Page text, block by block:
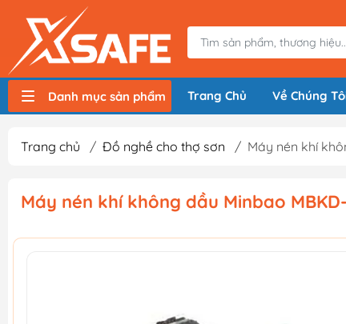
Danh mục sản phẩm Trang Chủ Về Chúng
Trang chủ / Đồ nghề cho thợ sơn / Máy nén khí
Máy nén khí không dầu Minbao